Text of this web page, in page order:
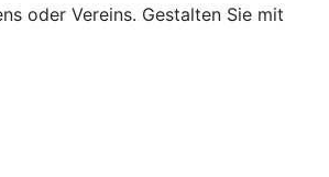
oder Vereins. Gestalten Sie mit